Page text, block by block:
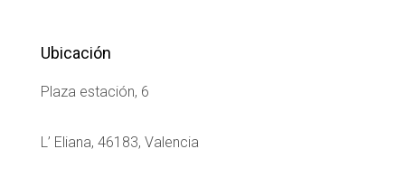
Ubicación
Plaza estación, 6
L’ Eliana, 46183, Valencia